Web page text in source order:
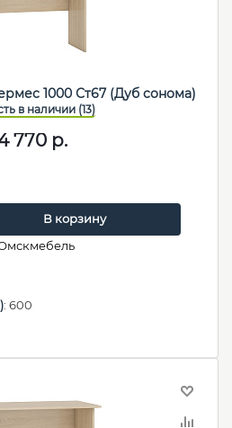
1000 Ст67 (Дуб сонома)
770 р.
В корзину
: 600